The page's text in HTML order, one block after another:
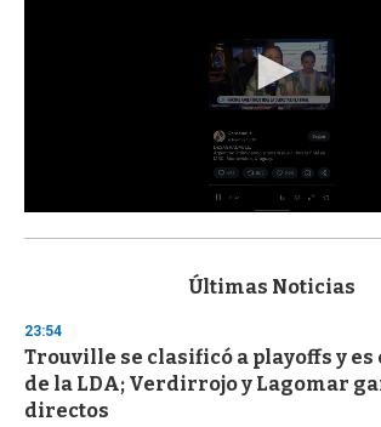
s
d
s
o
f
3
Últimas Noticias
23:54
Trouville se clasificó a playoffs y
de la LDA; Verdirrojo y Lagomar
directos